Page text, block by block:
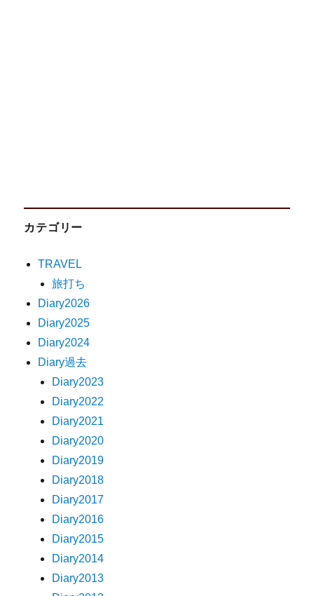
カテゴリー
TRAVEL
旅打ち
Diary2026
Diary2025
Diary2024
Diary過去
Diary2023
Diary2022
Diary2021
Diary2020
Diary2019
Diary2018
Diary2017
Diary2016
Diary2015
Diary2014
Diary2013